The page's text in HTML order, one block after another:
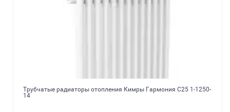
Трубчатые радиаторы отопления Кимры Гармония С25 1-1250-
14